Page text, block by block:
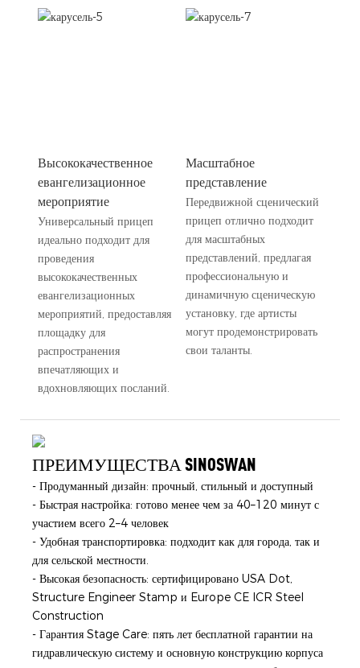
Высококачественное
евангелизационное
мероприятие
Универсальный прицеп
идеально подходит для
проведения
высококачественных
евангелизационных
мероприятий, предоставляя
площадку для
распространения
впечатляющих и
вдохновляющих посланий.
Масштабное
представление
Передвижной сценический
прицеп отлично подходит
для масштабных
представлений, предлагая
профессиональную и
динамичную сценическую
установку, где артисты
могут продемонстрировать
свои таланты.
ПРЕИМУЩЕСТВА SINOSWAN
- Продуманный дизайн: прочный, стильный и доступный
- Быстрая настройка: готово менее чем за 40–120 минут с
участием всего 2–4 человек
- Удобная транспортировка: подходит как для города, так и
для сельской местности.
- Высокая безопасность: сертифицировано USA Dot,
Structure Engineer Stamp и Europe CE ICR Steel
Construction
- Гарантия Stage Care: пять лет бесплатной гарантии на
гидравлическую систему и основную конструкцию корпуса